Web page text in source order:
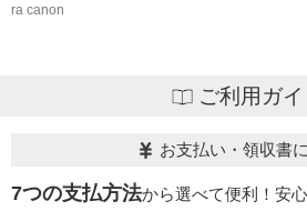
ra canon
ご利用ガイ
お支払い・領収書
7つの支払方法から選べて便利！安